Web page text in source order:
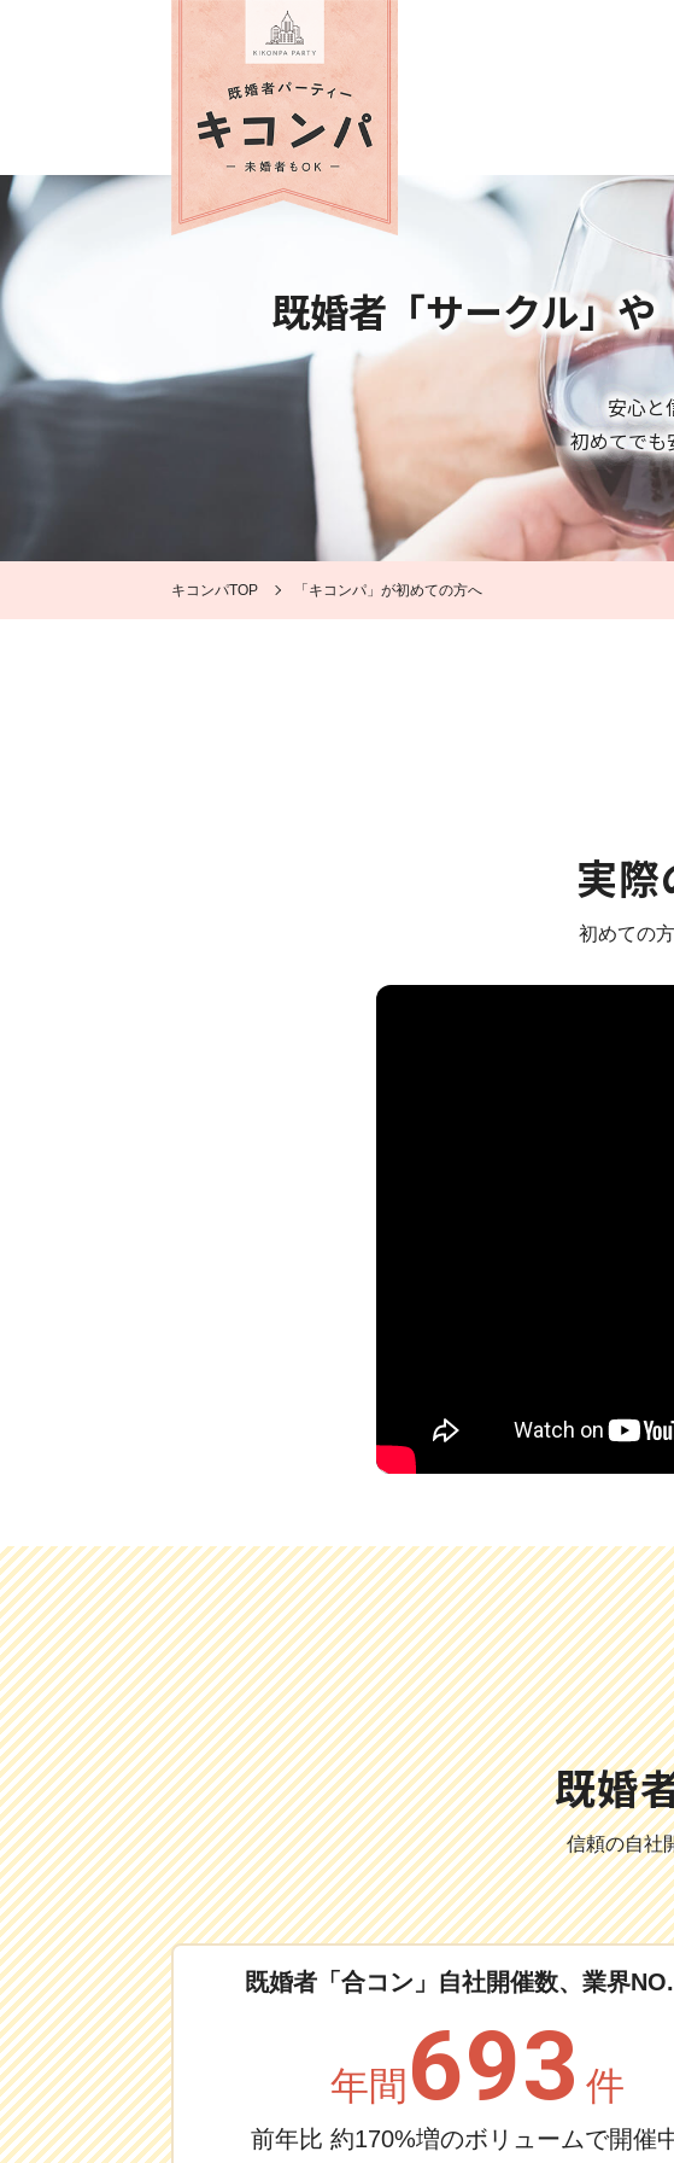
既婚者「サークル」や
安心と
初めてでも
キコンパTOP 「キコンパ」が初めての方へ
実
初めての
既婚
信頼の自社
既婚者「合コン」自社開催数、業界
年間 693 件
前年比 約170%増のボリュームで開催